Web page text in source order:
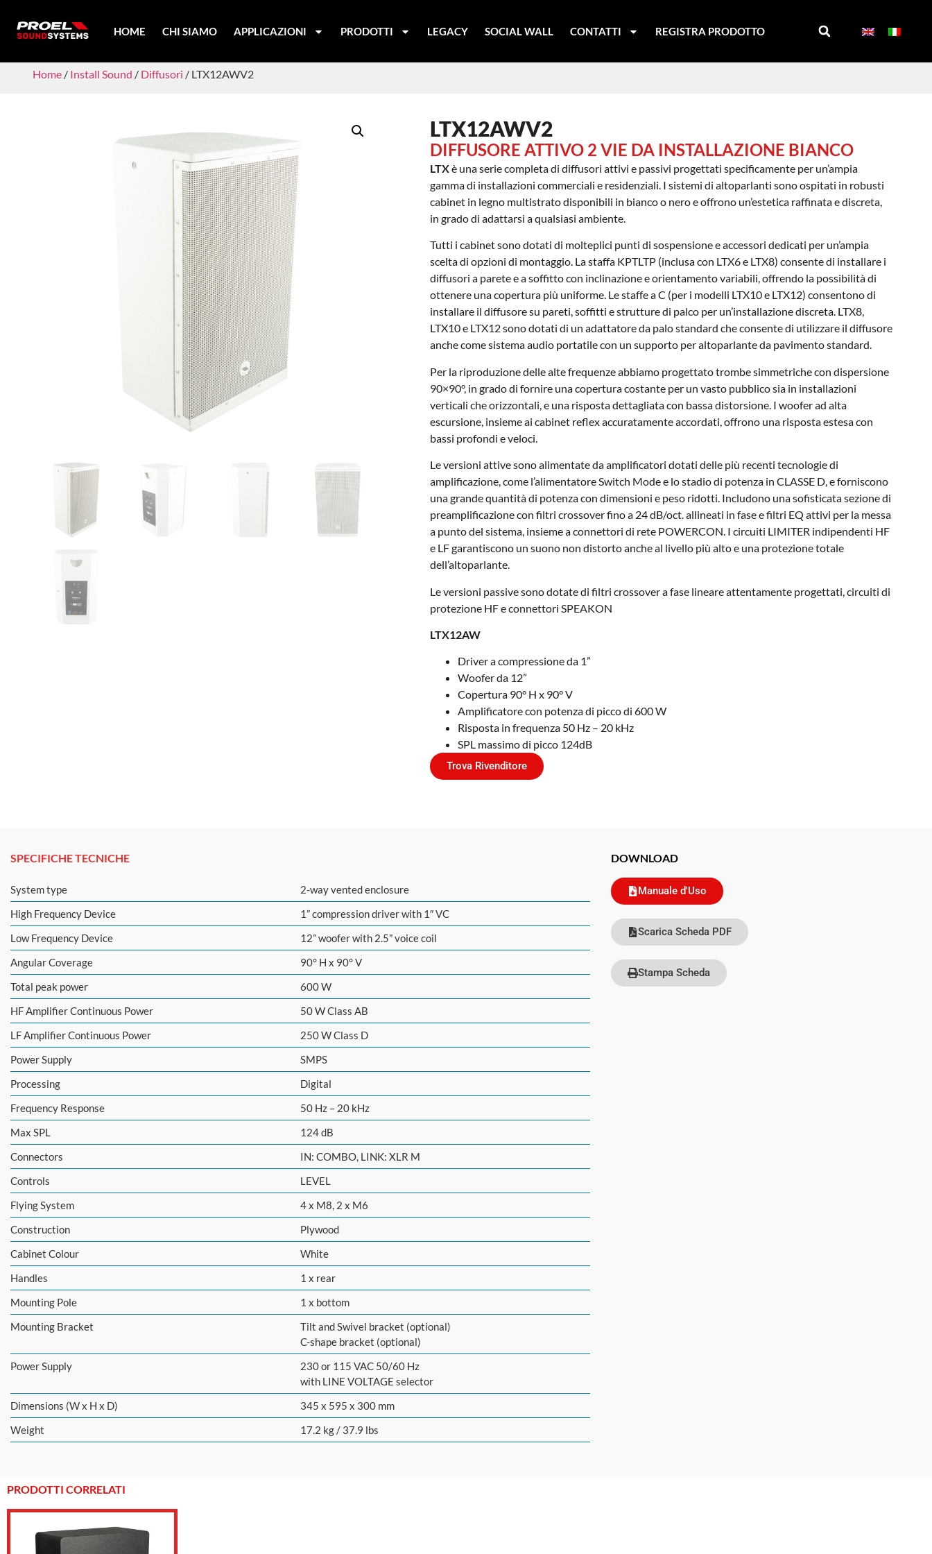
HOME CHI SIAMO APPLICAZIONI PRODOTTI LEGACY SOCIAL WALL CONTATTI REGISTRA PRODOTTO
Home / Install Sound / Diffusori / LTX12AWV2
LTX12AWV2
DIFFUSORE ATTIVO 2 VIE DA INSTALLAZIONE BIANCO
LTXè una serie completa di diffusori attivi e passivi progettati specificamente per un’ampia
gamma di installazioni commerciali e residenziali. I sistemi di altoparlanti sono ospitati in robusti
cabinet in legno multistrato disponibili in bianco o nero e offrono un’estetica raffinata e discreta,
in grado di adattarsi a qualsiasi ambiente.
Tutti i cabinet sono dotati di molteplici punti di sospensione e accessori dedicati per un’ampia
scelta di opzioni di montaggio. La staffa KPTLTP (inclusa con LTX6 e LTX8) consente di installare i
diffusori a parete e a soffitto con inclinazione e orientamento variabili, offrendo la possibilità di
ottenere una copertura più uniforme. Le staffe a C (per i modelli LTX10 e LTX12) consentono di
installare il diffusore su pareti, soffitti e strutture di palco per un’installazione discreta. LTX8,
LTX10 e LTX12 sono dotati di un adattatore da palo standard che consente di utilizzare il diffusore
anche come sistema audio portatile con un supporto per altoparlante da pavimento standard.
Per la riproduzione delle alte frequenze abbiamo progettato trombe simmetriche con dispersione
90×90°, in grado di fornire una copertura costante per un vasto pubblico sia in installazioni
verticali che orizzontali, e una risposta dettagliata con bassa distorsione. I woofer ad alta
escursione, insieme ai cabinet reflex accuratamente accordati, offrono una risposta estesa con
bassi profondi e veloci.
Le versioni attive sono alimentate da amplificatori dotati delle più recenti tecnologie di
amplificazione, come l’alimentatore Switch Mode e lo stadio di potenza in CLASSE D, e forniscono
una grande quantità di potenza con dimensioni e peso ridotti. Includono una sofisticata sezione di
preamplificazione con filtri crossover fino a 24 dB/oct. allineati in fase e filtri EQ attivi per la messa
a punto del sistema, insieme a connettori di rete POWERCON. I circuiti LIMITER indipendenti HF
e LF garantiscono un suono non distorto anche al livello più alto e una protezione totale
dell’altoparlante.
Le versioni passive sono dotate di filtri crossover a fase lineare attentamente progettati, circuiti di
protezione HF e connettori SPEAKON
LTX12AW
Driver a compressione da 1”
Woofer da 12”
Copertura 90° H x 90° V
Amplificatore con potenza di picco di 600 W
Risposta in frequenza 50 Hz – 20 kHz
SPL massimo di picco 124dB
Trova Rivenditore
SPECIFICHE TECNICHE
System type
2-way vented enclosure
High Frequency Device
1” compression driver with 1″ VC
Low Frequency Device
12” woofer with 2.5” voice coil
Angular Coverage
90° H x 90° V
Total peak power
600 W
HF Amplifier Continuous Power
50 W Class AB
LF Amplifier Continuous Power
250 W Class D
Power Supply
SMPS
Processing
Digital
Frequency Response
50 Hz – 20 kHz
Max SPL
124 dB
Connectors
IN: COMBO, LINK: XLR M
Controls
LEVEL
Flying System
4 x M8, 2 x M6
Construction
Plywood
Cabinet Colour
White
Handles
1 x rear
Mounting Pole
1 x bottom
Mounting Bracket
Tilt and Swivel bracket (optional)
C-shape bracket (optional)
Power Supply
230 or 115 VAC 50/60 Hz
with LINE VOLTAGE selector
Dimensions (W x H x D)
345 x 595 x 300 mm
Weight
17.2 kg / 37.9 lbs
DOWNLOAD
Manuale d'Uso
Scarica Scheda PDF
Stampa Scheda
PRODOTTI CORRELATI